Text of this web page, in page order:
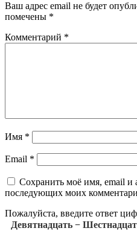
Ваш адрес email не будет
помечены *
Комментарий *
Имя *
Email *
Сохранить моё имя, email и
последующих моих
Пожалуйста, введите ответ
Девятнадцать −